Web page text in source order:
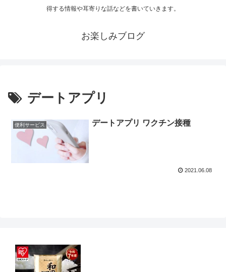
得する情報や耳寄りな話などを書いていきます。
お楽しみブログ
デートアプリ
便利サービス デートアプリ ワクチン接種
2021.06.08